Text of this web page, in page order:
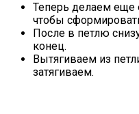
Теперь делаем еще
чтобы
После в петлю
конец.
Вытягиваем из
затягиваем.